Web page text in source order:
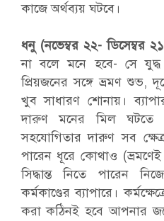
কাজে অর্থব্যয় ঘটবে।
ধনু (নভেম্বর ২২- ডিসেম্বর
না বলে মনে হবে- সে
প্রিয়জনের সঙ্গে ভ্রমণ শুভ,
খুব সাধারণ শোনায়।
দারুণ মনের মিল ঘটতে
সহযোগিতার দারুণ সব
পারেন ধূরে কোথাও
সিদ্ধান্ত নিতে পারেন
কর্মকাণ্ডের ব্যাপারে।
করা কঠিনই হবে আপনার